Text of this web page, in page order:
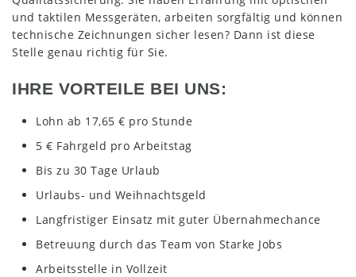
und taktilen Messgeräten, arbeiten sorgfältig und können
technische Zeichnungen sicher lesen? Dann ist diese
Stelle genau richtig für Sie.
IHRE VORTEILE BEI UNS:
Lohn ab 17,65 € pro Stunde
5 € Fahrgeld pro Arbeitstag
Bis zu 30 Tage Urlaub
Urlaubs- und Weihnachtsgeld
Langfristiger Einsatz mit guter Übernahmechance
Betreuung durch das Team von Starke Jobs
Arbeitsstelle in Vollzeit